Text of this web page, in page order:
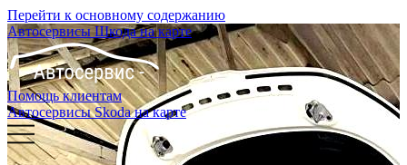
Перейти к основному содержанию
Автосервисы Шкода на карте
Помощь клиентам
Автосервисы Skoda на карте